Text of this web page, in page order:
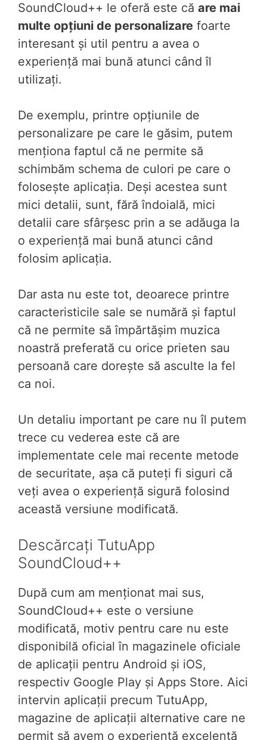
SoundCloud++ le oferă este că are mai
multe opțiuni de personalizare foarte
interesant și util pentru a avea o
experiență mai bună atunci când îl
utilizați.
De exemplu, printre opțiunile de
personalizare pe care le găsim, putem
menționa faptul că ne permite să
schimbăm schema de culori pe care o
folosește aplicația. Deși acestea sunt
mici detalii, sunt, fără îndoială, mici
detalii care sfârșesc prin a se adăuga la
o experiență mai bună atunci când
folosim aplicația.
Dar asta nu este tot, deoarece printre
caracteristicile sale se numără și faptul
că ne permite să împărtășim muzica
noastră preferată cu orice prieten sau
persoană care dorește să asculte la fel
ca noi.
Un detaliu important pe care nu îl putem
trece cu vederea este că are
implementate cele mai recente metode
de securitate, așa că puteți fi siguri că
veți avea o experiență sigură folosind
această versiune modificată.
Descărcați TutuApp
SoundCloud++
După cum am menționat mai sus,
SoundCloud++ este o versiune
modificată, motiv pentru care nu este
disponibilă oficial în magazinele oficiale
de aplicații pentru Android și iOS,
respectiv Google Play și Apps Store. Aici
intervin aplicații precum TutuApp,
magazine de aplicații alternative care ne
permit să avem o experiență excelentă